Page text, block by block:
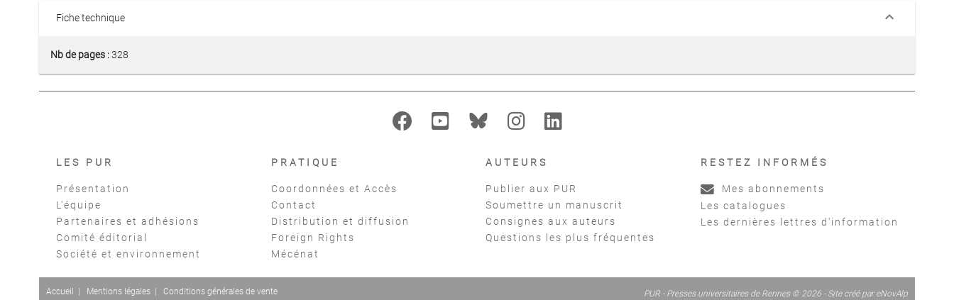
Fiche technique keyboard_arrow_down
Nb de pages :328
LES PUR
Présentation
L'équipe
Partenaires et adhésions
Comité éditorial
Société et environnement
PRATIQUE
Coordonnées et Accès
Contact
Distribution et diffusion
Foreign Rights
Mécénat
AUTEURS
Publier aux PUR
Soumettre un manuscrit
Consignes aux auteurs
Questions les plus fréquentes
RESTEZ INFORMÉS
Mes abonnements
Les catalogues
Les dernières lettres d'information
Accueil Mentions légales Conditions générales de vente PUR - Presses universitaires de Rennes © 2026 - Site créé par eNovAlp